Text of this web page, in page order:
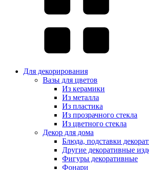
Для декорирования
Вазы для цветов
Из керамики
Из металла
Из пластика
Из прозрачного стекла
Из цветного стекла
Декор для дома
Блюда, подставки
Другие декоративные
Фигуры декоративные
Фонари